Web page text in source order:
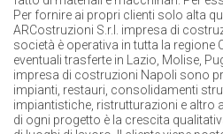
Per fornire ai propri clienti solo alta
ARCostruzioni S.r.l. impresa di
società è operativa in tutta la regione
eventuali trasferte in Lazio, Molise,
impresa di costruzioni Napoli sono
impianti, restauri, consolidamenti
impiantistiche, ristrutturazioni e altro
di ogni progetto è la crescita